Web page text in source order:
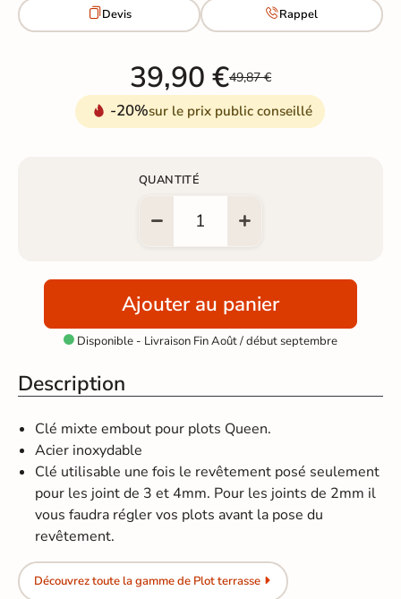
Devis Rappel
39,90 €49,87 €
-20%sur le prix public conseillé
QUANTITÉ
Ajouter au panier
 Disponible - Livraison Fin Août / début septembre
Description
Clé mixte embout pour plots Queen.
Acier inoxydable
Clé utilisable une fois le revêtement posé seulement
pour les joint de 3 et 4mm. Pour les joints de 2mm il
vous faudra régler vos plots avant la pose du
revêtement.
Découvrez toute la gamme de Plot terrasse